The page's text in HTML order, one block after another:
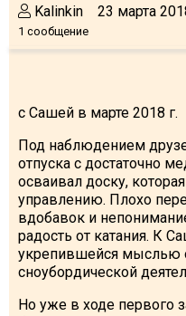
Kalinkin
1 сообщение
23 марта
с Сашей в марте 2018 г.
Под наблюдением
отпуска с достаточно
осваивал доску,
управлению. Плохо
вдобавок и
радость от катания. К
укрепившейся мыслью
сноубордической
Но уже в ходе первого